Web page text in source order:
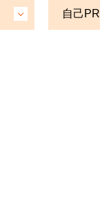
自己PR